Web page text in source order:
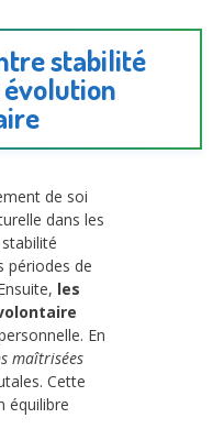
stabilité
de soi
dans les
périodes de
les
En
maîtrisées
Cette
équilibre